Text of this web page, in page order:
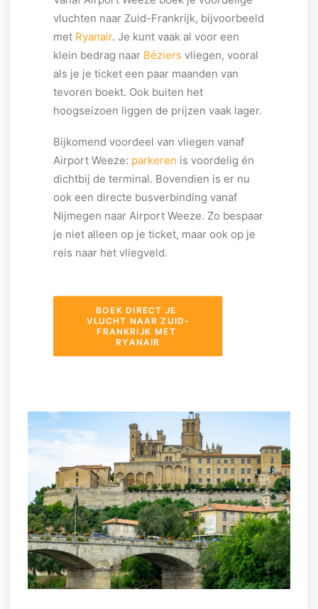
vluchten naar Zuid-Frankrijk, bijvoorbeeld
met Ryanair. Je kunt vaak al voor een
klein bedrag naar Béziers vliegen, vooral
als je je ticket een paar maanden van
tevoren boekt. Ook buiten het
hoogseizoen liggen de prijzen vaak lager.
Bijkomend voordeel van vliegen vanaf
Airport Weeze: parkeren is voordelig én
dichtbij de terminal. Bovendien is er nu
ook een directe busverbinding vanaf
Nijmegen naar Airport Weeze. Zo bespaar
je niet alleen op je ticket, maar ook op je
reis naar het vliegveld.
BOEK DIRECT JE
VLUCHT NAAR ZUID-
FRANKRIJK MET
RYANAIR